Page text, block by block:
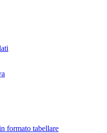
formato tabellare